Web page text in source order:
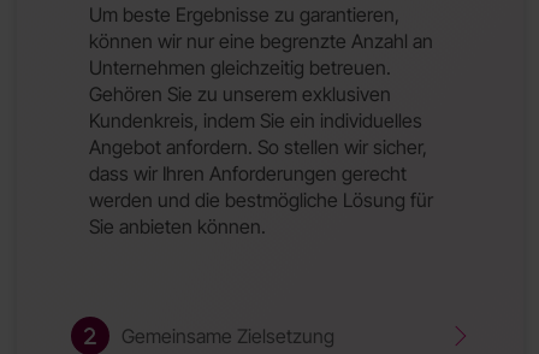
Um beste Ergebnisse zu garantieren,
können wir nur eine begrenzte Anzahl an
Unternehmen gleichzeitig betreuen.
Gehören Sie zu unserem exklusiven
Kundenkreis, indem Sie ein individuelles
Angebot anfordern. So stellen wir sicher,
dass wir Ihren Anforderungen gerecht
werden und die bestmögliche Lösung für
Sie anbieten können.
Gemeinsame Zielsetzung